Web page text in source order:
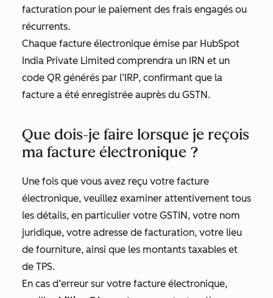
facturation pour le paiement des frais engagés ou
récurrents.
Chaque facture électronique émise par HubSpot
India Private Limited comprendra un IRN et un
code QR générés par l’IRP, confirmant que la
facture a été enregistrée auprès du GSTN.
Que dois-je faire lorsque je reçois
ma facture électronique ?
Une fois que vous avez reçu votre facture
électronique, veuillez examiner attentivement tous
les détails, en particulier votre GSTIN, votre nom
juridique, votre adresse de facturation, votre lieu
de fourniture, ainsi que les montants taxables et
de TPS.
En cas d’erreur sur votre facture électronique,